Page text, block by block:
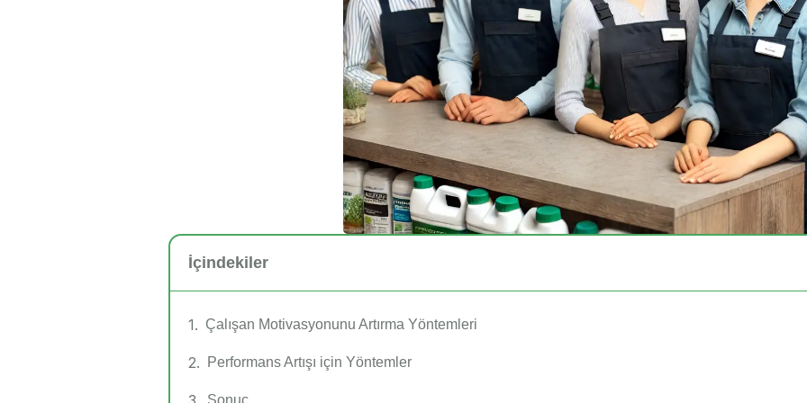
İçindekiler
Çalışan Motivasyonunu Artırma Yöntemleri
Performans Artışı için Yöntemler
Sonuç